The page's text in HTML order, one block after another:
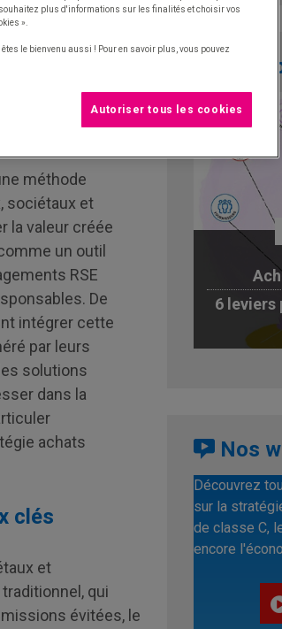
méthode
sociétaux et
la valeur créée
un outil
RSE
De
intégrer cette
par leurs
solutions
dans la
achats
clés
et
qui
évitées, le
Livre
6 leviers
Nos
Découvrez
sur la
de classe C,
encore
plus d'informations sur les finalités et choisir vos
».
le bienvenu aussi ! Pour en savoir plus, vous pouvez
Autoriser tous les cookies